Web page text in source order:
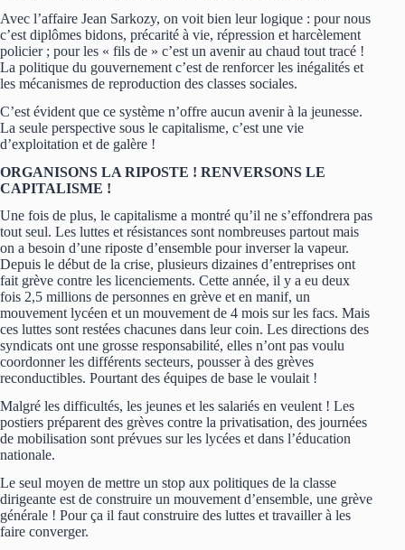
Avec l’affaire Jean Sarkozy, on voit bien leur logique : pour nous
c’est diplômes bidons, précarité à vie, répression et harcèlement
policier ; pour les « fils de » c’est un avenir au chaud tout tracé !
La politique du gouvernement c’est de renforcer les inégalités et
les mécanismes de reproduction des classes sociales.
C’est évident que ce système n’offre aucun avenir à la jeunesse.
La seule perspective sous le capitalisme, c’est une vie
d’exploitation et de galère !
ORGANISONS LA RIPOSTE ! RENVERSONS LE
CAPITALISME !
Une fois de plus, le capitalisme a montré qu’il ne s’effondrera pas
tout seul. Les luttes et résistances sont nombreuses partout mais
on a besoin d’une riposte d’ensemble pour inverser la vapeur.
Depuis le début de la crise, plusieurs dizaines d’entreprises ont
fait grève contre les licenciements. Cette année, il y a eu deux
fois 2,5 millions de personnes en grève et en manif, un
mouvement lycéen et un mouvement de 4 mois sur les facs. Mais
ces luttes sont restées chacunes dans leur coin. Les directions des
syndicats ont une grosse responsabilité, elles n’ont pas voulu
coordonner les différents secteurs, pousser à des grèves
reconductibles. Pourtant des équipes de base le voulait !
Malgré les difficultés, les jeunes et les salariés en veulent ! Les
postiers préparent des grèves contre la privatisation, des journées
de mobilisation sont prévues sur les lycées et dans l’éducation
nationale.
Le seul moyen de mettre un stop aux politiques de la classe
dirigeante est de construire un mouvement d’ensemble, une grève
générale ! Pour ça il faut construire des luttes et travailler à les
faire converger.